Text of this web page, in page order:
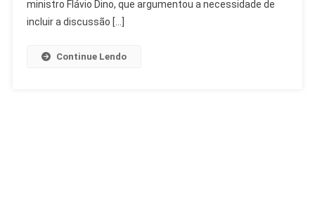
De
ministro Flávio Dino, que argumentou a necessidade de
incluir a discussão […]
Continue Lendo